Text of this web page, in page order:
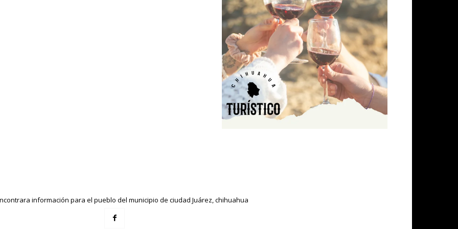
información para el pueblo del municipio de ciudad Juárez, chihuahua